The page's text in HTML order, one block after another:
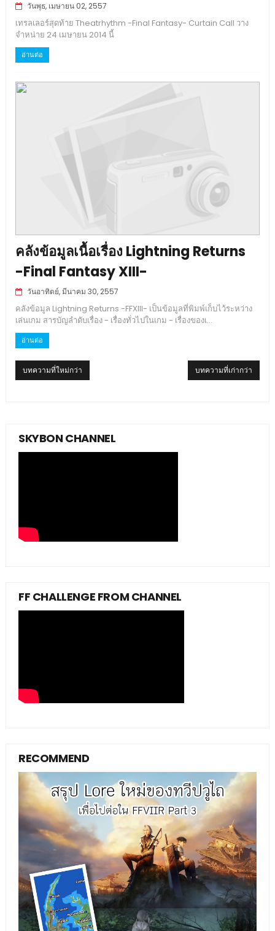
วันพุธ, เมษายน 02, 2557
เทรลเลอร์สุดท้าย Theatrhythm -Final Fantasy- Curtain Call วาง
จำหน่าย 24 เมษายน 2014 นี้
อ่านต่อ
คลังข้อมูลเนื้อเรื่อง Lightning Returns
-Final Fantasy XIII-
วันอาทิตย์, มีนาคม 30, 2557
คลังข้อมูล Lightning Returns -FFXIII- เป็นข้อมูลที่พิมพ์เก็บไว้ระหว่าง
เล่นเกม สารบัญลำดับเรื่อง - เรื่องทั่วไปในเกม - เรื่องของเ...
อ่านต่อ
บทความที่ใหม่กว่า บทความที่เก่ากว่า
SKYBON CHANNEL
FF CHALLENGE FROM CHANNEL
RECOMMEND